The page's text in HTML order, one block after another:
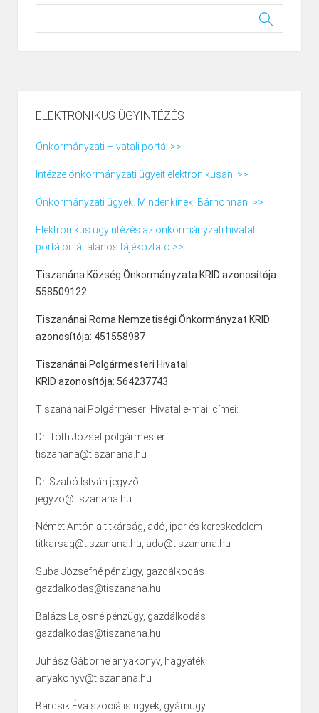
ELEKTRONIKUS ÜGYINTÉZÉS
Önkormányzati Hivatali portál >>
Intézze önkormányzati ügyeit elektronikusan! >>
Önkormányzati ügyek. Mindenkinek. Bárhonnan. >>
Elektronikus ügyintézés az önkormányzati hivatali
portálon általános tájékoztató >>
Tiszanána Község Önkormányzata KRID azonosítója:
558509122
Tiszanánai Roma Nemzetiségi Önkormányzat KRID
azonosítója: 451558987
Tiszanánai Polgármesteri Hivatal
KRID azonosítója: 564237743
Tiszanánai Polgármeseri Hivatal e-mail címei:
Dr. Tóth József polgármester
tiszanana@tiszanana.hu
Dr. Szabó István jegyző
jegyzo@tiszanana.hu
Német Antónia titkárság, adó, ipar és kereskedelem
titkarsag@tiszanana.hu, ado@tiszanana.hu
Suba Józsefné pénzügy, gazdálkodás
gazdalkodas@tiszanana.hu
Balázs Lajosné pénzügy, gazdálkodás
gazdalkodas@tiszanana.hu
Juhász Gáborné anyakönyv, hagyaték
anyakonyv@tiszanana.hu
Barcsik Éva szociális ügyek, gyámügy